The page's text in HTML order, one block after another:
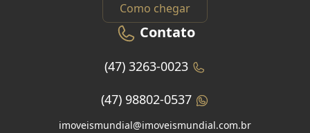
Como chegar
Contato
(47) 3263-0023
(47) 98802-0537
imoveismundial@imoveismundial.com.br